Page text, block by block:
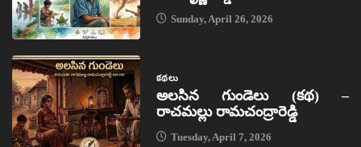
Sunday, April 26, 2026
కథలు
అలసిన గుండెలు (కథ) –
రాచమల్లు రామచంద్రారెడ్డి
Tuesday, April 7, 2026